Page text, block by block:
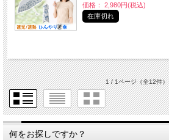
価格： 2,980円(税込)
在庫切れ
1 / 1ページ（全12件）
何をお探しですか？